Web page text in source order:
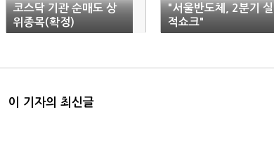
코스닥 기관 순매도 상
위종목(확정)
"서울반도체, 2분기 실
적쇼크"
이 기자의 최신글